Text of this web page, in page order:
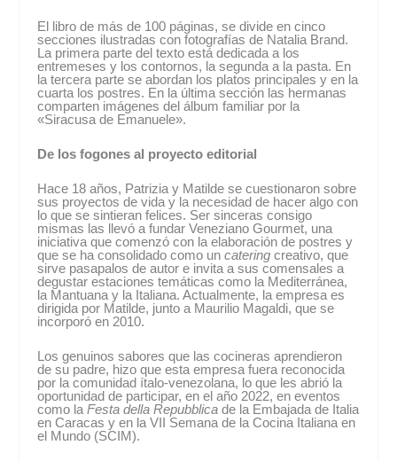
El libro de más de 100 páginas, se divide en cinco
secciones ilustradas con fotografías de Natalia Brand.
La primera parte del texto está dedicada a los
entremeses y los contornos, la segunda a la pasta. En
la tercera parte se abordan los platos principales y en la
cuarta los postres. En la última sección las hermanas
comparten imágenes del álbum familiar por la
«Siracusa de Emanuele».
De los fogones al proyecto editorial
Hace 18 años, Patrizia y Matilde se cuestionaron sobre
sus proyectos de vida y la necesidad de hacer algo con
lo que se sintieran felices. Ser sinceras consigo
mismas las llevó a fundar Veneziano Gourmet, una
iniciativa que comenzó con la elaboración de postres y
que se ha consolidado como uncatering creativo, que
sirve pasapalos de autor e invita a sus comensales a
degustar estaciones temáticas como la Mediterránea,
la Mantuana y la Italiana. Actualmente, la empresa es
dirigida por Matilde, junto a Maurilio Magaldi, que se
incorporó en 2010.
Los genuinos sabores que las cocineras aprendieron
de su padre, hizo que esta empresa fuera reconocida
por la comunidad ítalo-venezolana, lo que les abrió la
oportunidad de participar, en el año 2022, en eventos
como laFesta della Repubblica de la Embajada de Italia
en Caracas y en la VII Semana de la Cocina Italiana en
el Mundo (SCIM).